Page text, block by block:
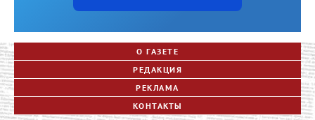
О ГАЗЕТЕ
РЕДАКЦИЯ
РЕКЛАМА
КОНТАКТЫ